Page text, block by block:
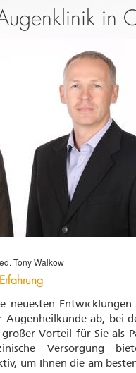
in
Tony Walkow
neuesten
Augenheilkunde ab, bei
Vorteil für Sie als
Versorgung
um Ihnen die am